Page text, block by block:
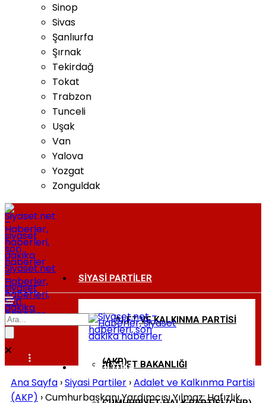
Sinop
Sivas
Şanlıurfa
Şırnak
Tekirdağ
Tokat
Trabzon
Tunceli
Uşak
Van
Yalova
Yozgat
Zonguldak
Siyaset.net
–
Haberler,
siyaset
haberleri,
son
dakika
haberler
SIYASI PARTILER
ADALET VE KALKINMA PARTISI
(AKP)
BAKANLIKLAR
ADALET BAKANLIĞI
DIŞ POLITIKA
Ana Sayfa ›Siyasi Partiler ›Adalet ve Kalkınma Partisi
(AKP) ›Cumhurbaşkanı Yardımcısı Yılmaz: Hafızlık,